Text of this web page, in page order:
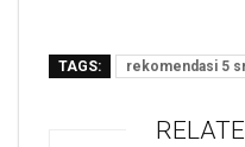
TAGS: rekomendasi 5